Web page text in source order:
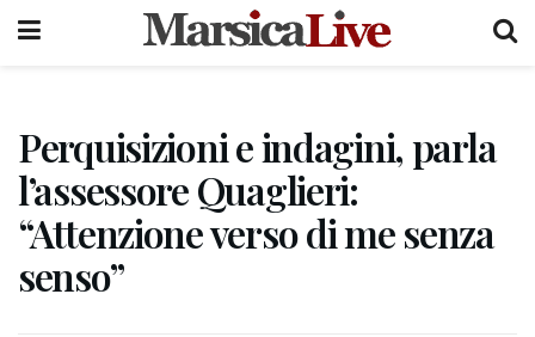
Perquisizioni e indagini, parla
l’assessore Quaglieri:
“Attenzione verso di me senza
senso”